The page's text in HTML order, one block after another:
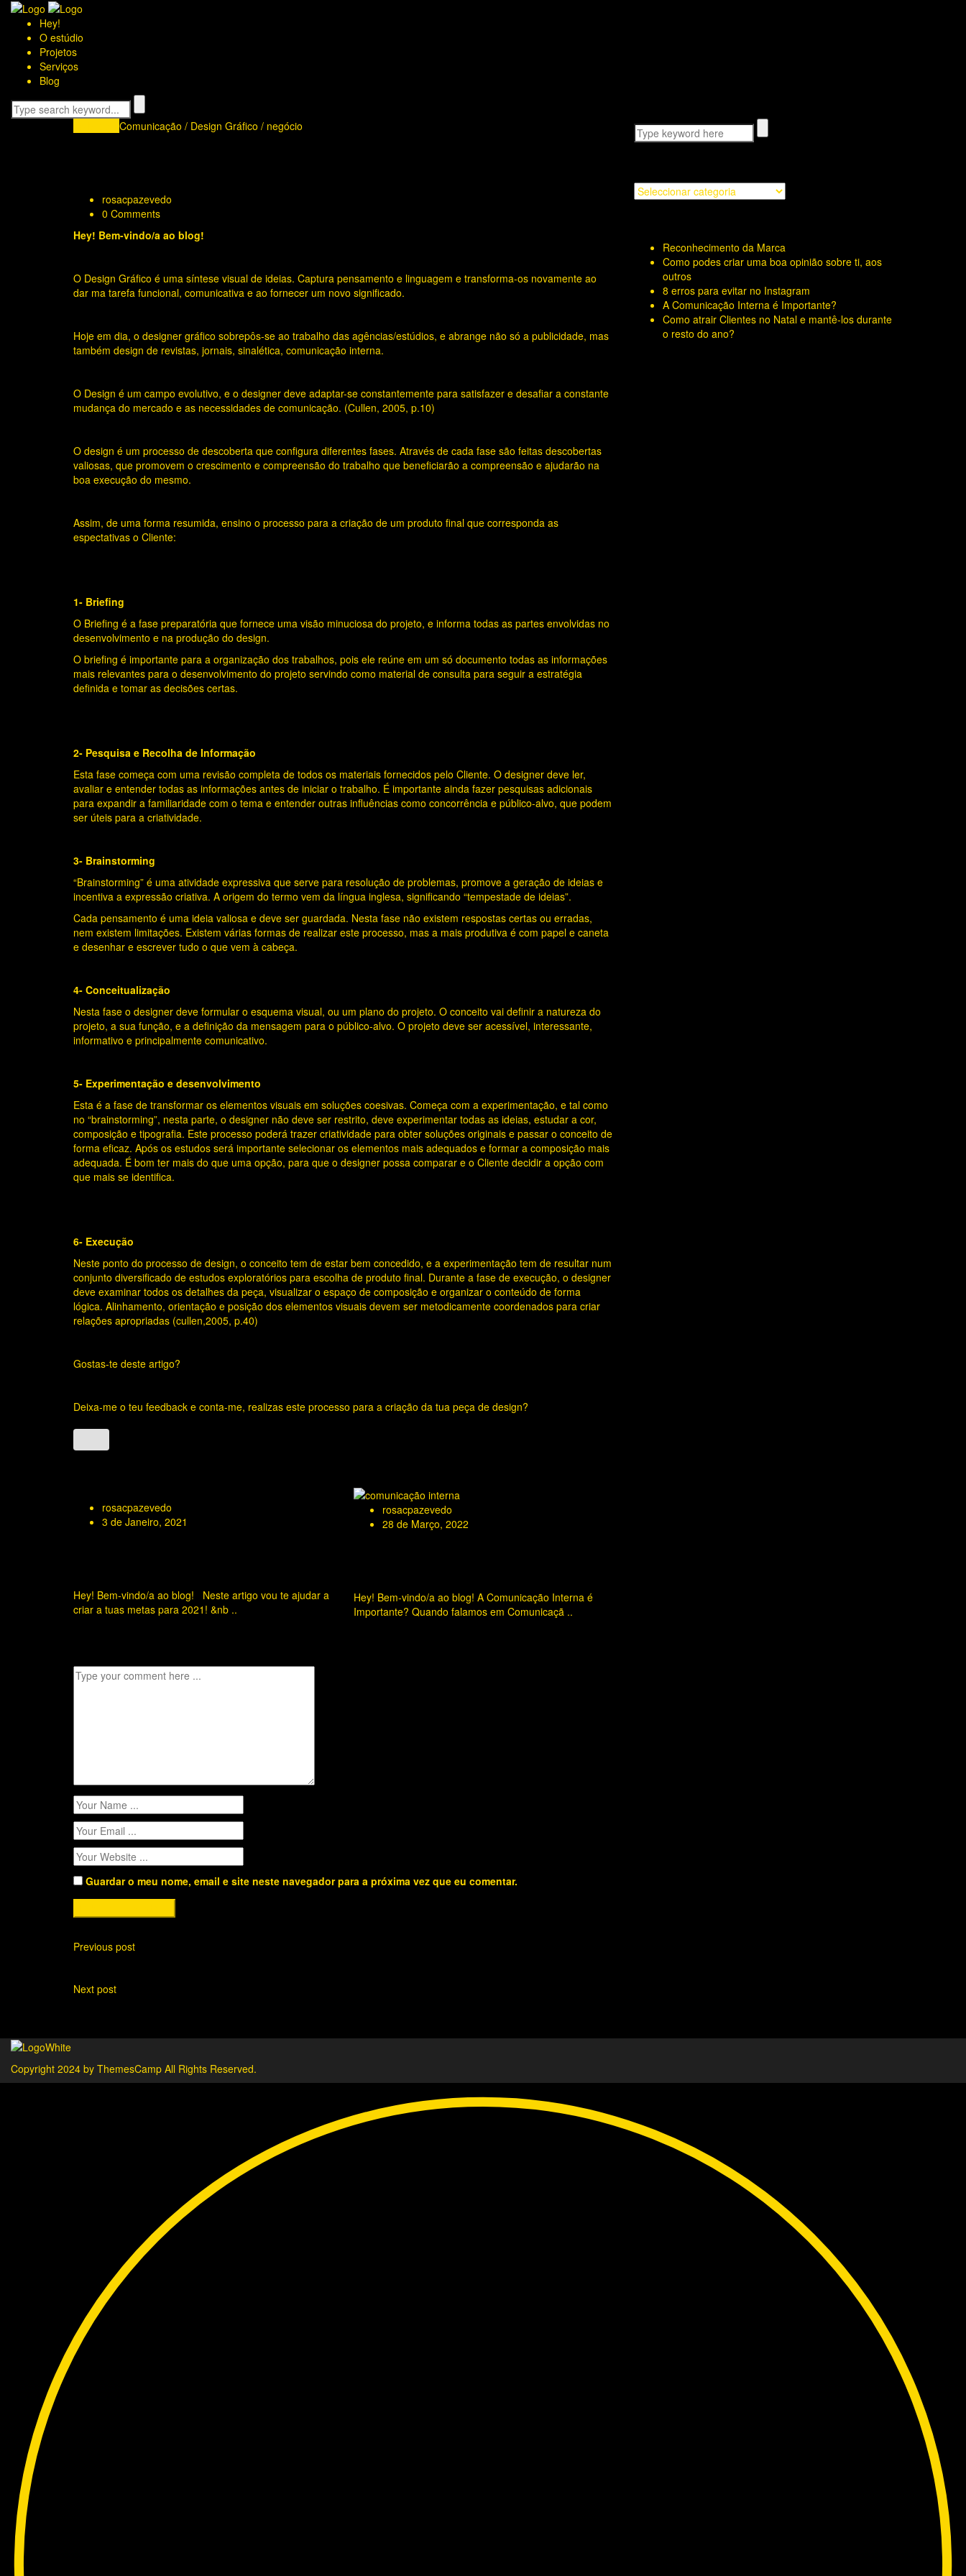
Hey!
O estúdio
Projetos
Serviços
Blog
Comunicação / Design Gráfico / negócio
rosacpazevedo
0 Comments
Hey! Bem-vindo/a ao blog!
O Design Gráfico é uma síntese visual de ideias. Captura pensamento e linguagem e transforma-os novamente ao
dar ma tarefa funcional, comunicativa e ao fornecer um novo significado.
Hoje em dia, o designer gráfico sobrepôs-se ao trabalho das agências/estúdios, e abrange não só a publicidade, mas
também design de revistas, jornais, sinalética, comunicação interna.
O Design é um campo evolutivo, e o designer deve adaptar-se constantemente para satisfazer e desafiar a constante
mudança do mercado e as necessidades de comunicação. (Cullen, 2005, p.10)
O design é um processo de descoberta que configura diferentes fases. Através de cada fase são feitas descobertas
valiosas, que promovem o crescimento e compreensão do trabalho que beneficiarão a compreensão e ajudarão na
boa execução do mesmo.
Assim, de uma forma resumida, ensino o processo para a criação de um produto final que corresponda as
espectativas o Cliente:
1- Briefing
O Briefing é a fase preparatória que fornece uma visão minuciosa do projeto, e informa todas as partes envolvidas no
desenvolvimento e na produção do design.
O briefing é importante para a organização dos trabalhos, pois ele reúne em um só documento todas as informações
mais relevantes para o desenvolvimento do projeto servindo como material de consulta para seguir a estratégia
definida e tomar as decisões certas.
2- Pesquisa e Recolha de Informação
Esta fase começa com uma revisão completa de todos os materiais fornecidos pelo Cliente. O designer deve ler,
avaliar e entender todas as informações antes de iniciar o trabalho. É importante ainda fazer pesquisas adicionais
para expandir a familiaridade com o tema e entender outras influências como concorrência e público-alvo, que podem
ser úteis para a criatividade.
3- Brainstorming
“Brainstorming” é uma atividade expressiva que serve para resolução de problemas, promove a geração de ideias e
incentiva a expressão criativa. A origem do termo vem da língua inglesa, significando “tempestade de ideias”.
Cada pensamento é uma ideia valiosa e deve ser guardada. Nesta fase não existem respostas certas ou erradas,
nem existem limitações. Existem várias formas de realizar este processo, mas a mais produtiva é com papel e caneta
e desenhar e escrever tudo o que vem à cabeça.
4- Conceitualização
Nesta fase o designer deve formular o esquema visual, ou um plano do projeto. O conceito vai definir a natureza do
projeto, a sua função, e a definição da mensagem para o público-alvo. O projeto deve ser acessível, interessante,
informativo e principalmente comunicativo.
5- Experimentação e desenvolvimento
Esta é a fase de transformar os elementos visuais em soluções coesivas. Começa com a experimentação, e tal como
no “brainstorming”, nesta parte, o designer não deve ser restrito, deve experimentar todas as ideias, estudar a cor,
composição e tipografia. Este processo poderá trazer criatividade para obter soluções originais e passar o conceito de
forma eficaz. Após os estudos será importante selecionar os elementos mais adequados e formar a composição mais
adequada. É bom ter mais do que uma opção, para que o designer possa comparar e o Cliente decidir a opção com
que mais se identifica.
6- Execução
Neste ponto do processo de design, o conceito tem de estar bem concedido, e a experimentação tem de resultar num
conjunto diversificado de estudos exploratórios para escolha de produto final. Durante a fase de execução, o designer
deve examinar todos os detalhes da peça, visualizar o espaço de composição e organizar o conteúdo de forma
lógica. Alinhamento, orientação e posição dos elementos visuais devem ser metodicamente coordenados para criar
relações apropriadas (cullen,2005, p.40)
Gostas-te deste artigo?
Deixa-me o teu feedback e conta-me, realizas este processo para a criação da tua peça de design?
rosacpazevedo
3 de Janeiro, 2021
Hey! Bem-vindo/a ao blog! Neste artigo vou te ajudar a
criar a tuas metas para 2021! &nb ..
rosacpazevedo
28 de Março, 2022
Hey! Bem-vindo/a ao blog! A Comunicação Interna é
Importante? Quando falamos em Comunicaçã ..
Guardar o meu nome, email e site neste navegador para a próxima vez que eu comentar.
Previous post
Next post
Categorias
Reconhecimento da Marca
Como podes criar uma boa opinião sobre ti, aos
outros
8 erros para evitar no Instagram
A Comunicação Interna é Importante?
Como atrair Clientes no Natal e mantê-los durante
o resto do ano?
Copyright 2024 by ThemesCamp All Rights Reserved.